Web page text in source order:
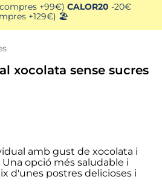
+99€) CALOR20 -20€
+129€) 🏖️
xocolata sense sucres
amb gust de xocolata i
opció més saludable i
d'unes postres delicioses i